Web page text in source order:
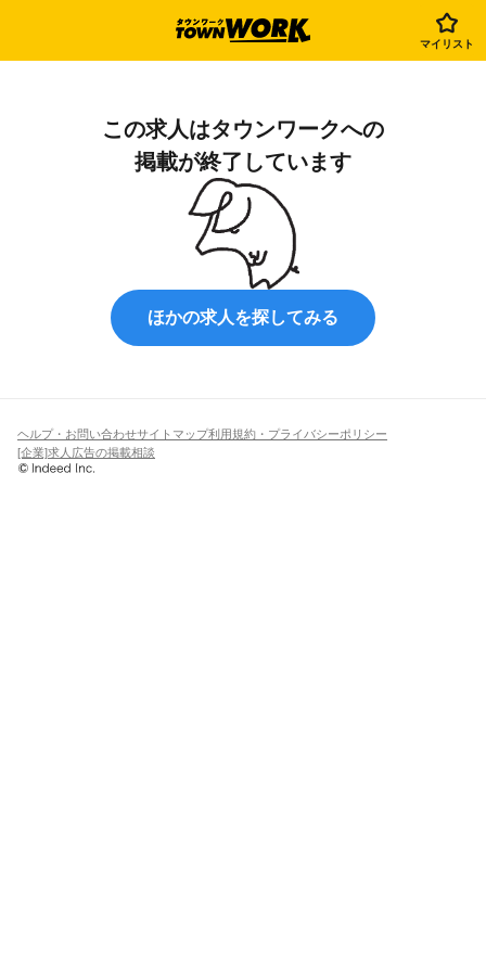
マイリスト
この求人はタウンワークへの
掲載が終了しています
ほかの求人を探してみる
ヘルプ・お問い合わせサイトマップ利用規約・プライバシーポリシー
[企業]求人広告の掲載相談